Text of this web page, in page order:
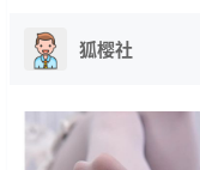
狐樱社